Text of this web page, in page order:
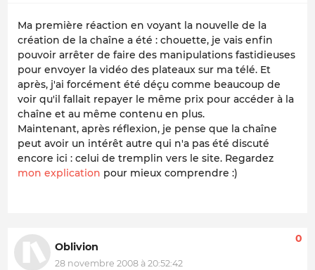
Ma première réaction en voyant la nouvelle de la
création de la chaîne a été : chouette, je vais enfin
pouvoir arrêter de faire des manipulations fastidieuses
pour envoyer la vidéo des plateaux sur ma télé. Et
après, j'ai forcément été déçu comme beaucoup de
voir qu'il fallait repayer le même prix pour accéder à la
chaîne et au même contenu en plus.
Maintenant, après réflexion, je pense que la chaîne
peut avoir un intérêt autre qui n'a pas été discuté
encore ici : celui de tremplin vers le site. Regardez
mon explication pour mieux comprendre :)
Oblivion
28 novembre 2008 à 20:52:42
0